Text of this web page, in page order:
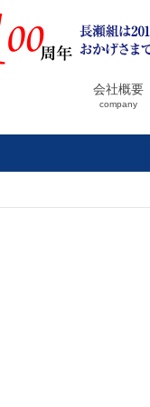
会社概要
company